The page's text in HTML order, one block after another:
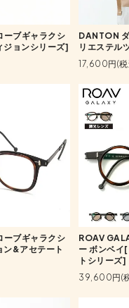
ーブギャラクシ
ジョンシリーズ]
DANTON
リエステル
17,600円(税
ーブギャラクシ
ン&アセテート
ROAV
ー ボンベイ
トシリーズ]
39,600円(